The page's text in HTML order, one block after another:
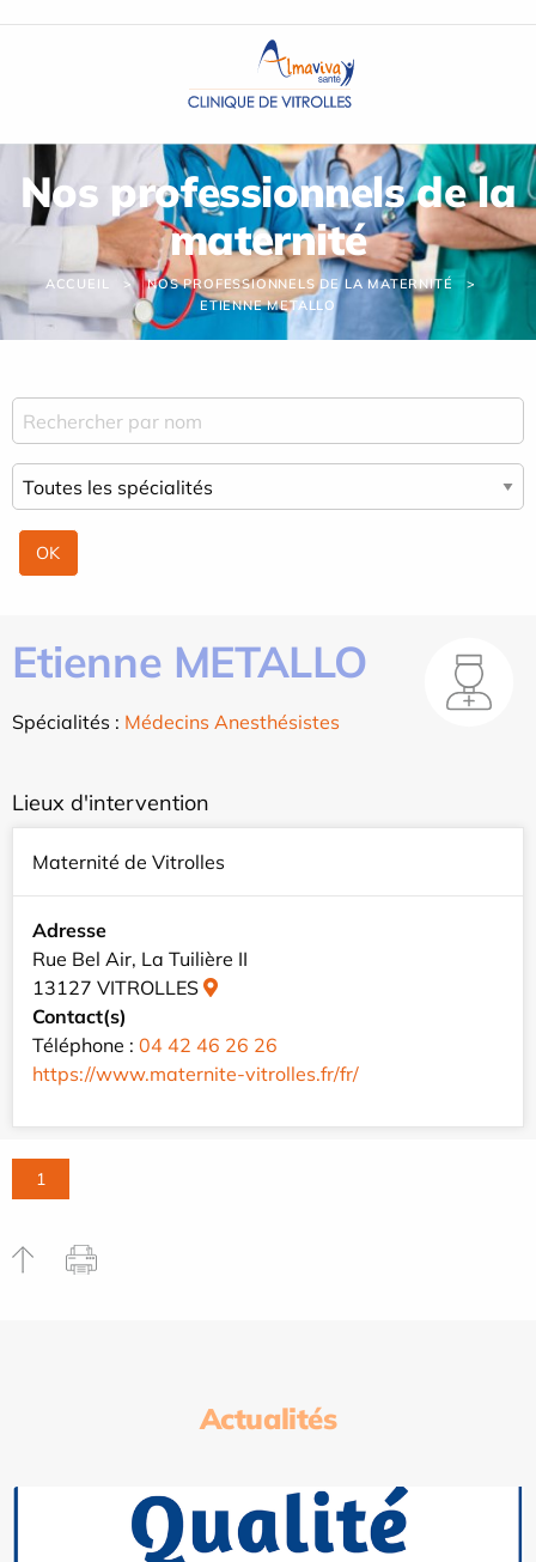
Nos professionnels de la
maternité
ACCUEIL
NOS PROFESSIONNELS DE LA MATERNITÉ
ETIENNE METALLO
Etienne METALLO
Spécialités : Médecins Anesthésistes
Lieux d'intervention
Maternité de Vitrolles
Adresse
Rue Bel Air, La Tuilière II
13127 VITROLLES
Contact(s)
Téléphone : 04 42 46 26 26
https://www.maternite-vitrolles.fr/fr/
1
Actualités